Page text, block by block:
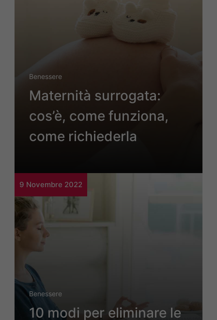
Benessere
Maternità surrogata:
cos’è, come funziona,
come richiederla
9 Novembre 2022
Benessere
10 modi per eliminare le